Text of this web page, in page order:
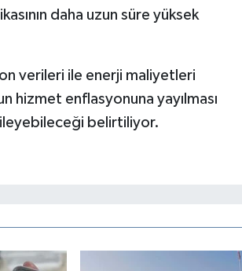
daha uzun süre yüksek
verileri ile enerji maliyetleri
hizmet enflasyonuna yayılması
belirtiliyor.